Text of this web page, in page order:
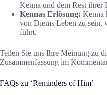
Kenna und dem Rest ihrer
Kennas Erlösung: Kenna
von Diems Leben zu sein,
führt.
Teilen Sie uns Ihre Meinung zu
Zusammenfassung im
FAQs zu ‘Reminders of Him’